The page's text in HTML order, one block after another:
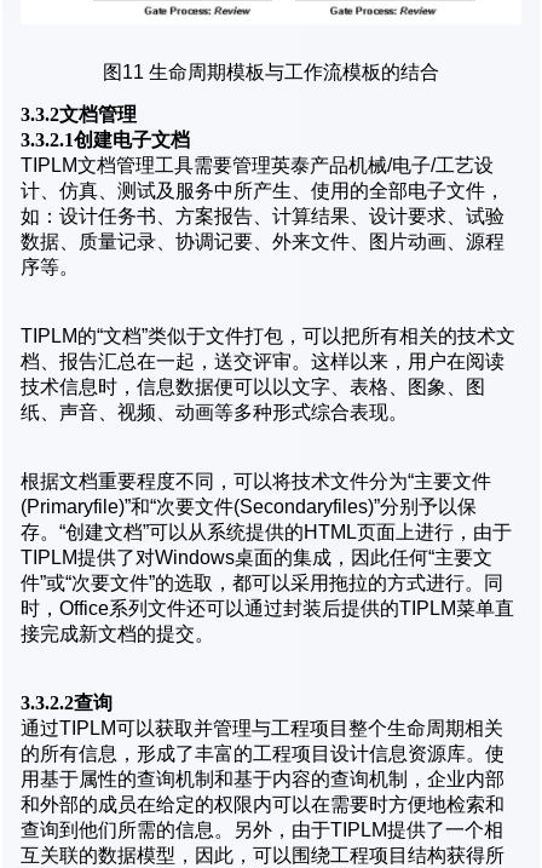
图11 生命周期模板与工作流模板的结合
3.3.2文档管理
3.3.2.1创建电子文档
TIPLM文档管理工具需要管理英泰产品机械/电子/工艺设
计、仿真、测试及服务中所产生、使用的全部电子文件，
如：设计任务书、方案报告、计算结果、设计要求、试验
数据、质量记录、协调记要、外来文件、图片动画、源程
序等。
TIPLM的“文档”类似于文件打包，可以把所有相关的技术文
档、报告汇总在一起，送交评审。这样以来，用户在阅读
技术信息时，信息数据便可以以文字、表格、图象、图
纸、声音、视频、动画等多种形式综合表现。
根据文档重要程度不同，可以将技术文件分为“主要文件
(Primaryfile)”和“次要文件(Secondaryfiles)”分别予以保
存。“创建文档”可以从系统提供的HTML页面上进行，由于
TIPLM提供了对Windows桌面的集成，因此任何“主要文
件”或“次要文件”的选取，都可以采用拖拉的方式进行。同
时，Office系列文件还可以通过封装后提供的TIPLM菜单直
接完成新文档的提交。
3.3.2.2查询
通过TIPLM可以获取并管理与工程项目整个生命周期相关
的所有信息，形成了丰富的工程项目设计信息资源库。使
用基于属性的查询机制和基于内容的查询机制，企业内部
和外部的成员在给定的权限内可以在需要时方便地检索和
查询到他们所需的信息。另外，由于TIPLM提供了一个相
互关联的数据模型，因此，可以围绕工程项目结构获得所